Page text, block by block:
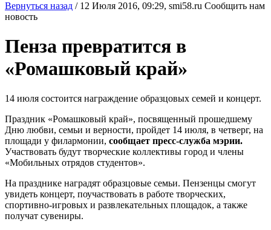
Вернуться назад / 12 Июля 2016, 09:29, smi58.ru Сообщить нам
новость
Пенза превратится в
«Ромашковый край»
14 июля состоится награждение образцовых семей и концерт.
Праздник «Ромашковый край», посвященный прошедшему
Дню любви, семьи и верности, пройдет 14 июля, в четверг, на
площади у филармонии, сообщает пресс-служба мэрии.
Участвовать будут творческие коллективы город и члены
«Мобильных отрядов студентов».
На празднике наградят образцовые семьи. Пензенцы смогут
увидеть концерт, поучаствовать в работе творческих,
спортивно-игровых и развлекательных площадок, а также
получат сувениры.